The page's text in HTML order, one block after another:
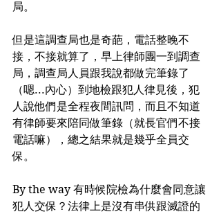
局。
但是這調查局也是奇葩，電話整晚不
接，不接就算了，早上律師團一到調查
局，調查局人員跟我說都做完筆錄了
（嗯...內心）到地檢跟犯人律見後，犯
人說他們是全程夜間訊問，而且不知道
有律師要來陪同做筆錄（就長官們不接
電話嘛），總之結果就是幾乎全員交
保。
By the way 有時候院檢為什麼會同意讓
犯人交保？法律上是沒有串供跟滅證的